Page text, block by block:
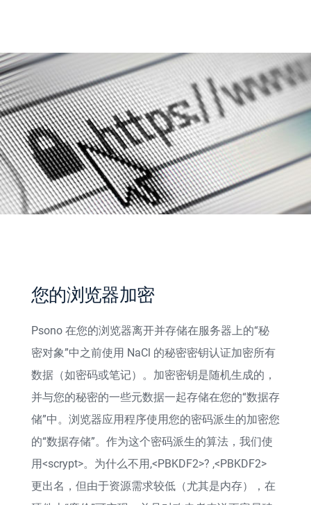
您的浏览器加密
Psono 在您的浏览器离开并存储在服务器上的“秘
密对象”中之前使用 NaCl 的秘密密钥认证加密所有
数据（如密码或笔记）。加密密钥是随机生成的，
并与您的秘密的一些元数据一起存储在您的“数据存
储”中。浏览器应用程序使用您的密码派生的加密您
的“数据存储”。作为这个密码派生的算法，我们使
用<scrypt>。为什么不用,<PBKDF2>? ,<PBKDF2>
更出名，但由于资源需求较低（尤其是内存），在